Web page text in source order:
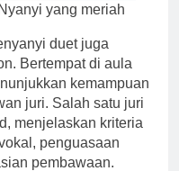
yang meriah
duet juga
Bertempat di aula
kemampuan
juri. Salah satu juri
menjelaskan kriteria
penguasaan
pembawaan.